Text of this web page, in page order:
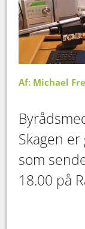
Af: Michael
Skagen
som
18.00 på